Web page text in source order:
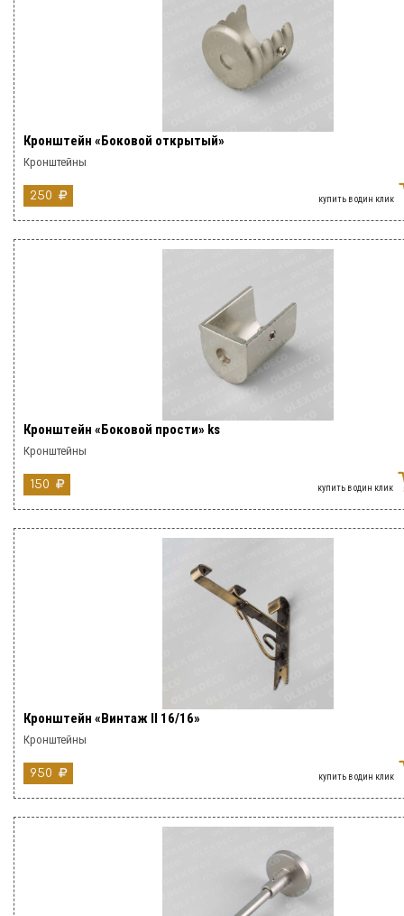
Кронштейн «Боковой открытый»
Кронштейны
250 купить в один клик
Кронштейн «Боковой прости» ks
Кронштейны
150 купить в один клик
Кронштейн «Винтаж II 16/16»
Кронштейны
950 купить в один клик